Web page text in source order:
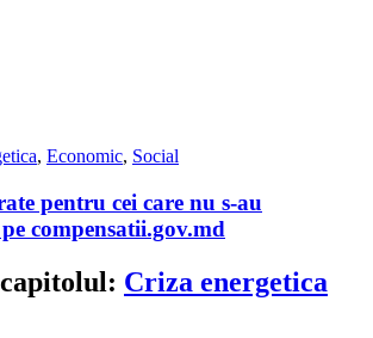
, Economic, Social
pentru cei care nu s-au
compensatii.gov.md
Criza energetica